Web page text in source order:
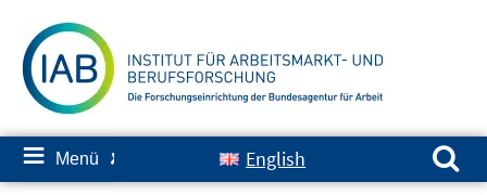
zum
Inhalt
≡ Menü ✘ English
Suchen nach: